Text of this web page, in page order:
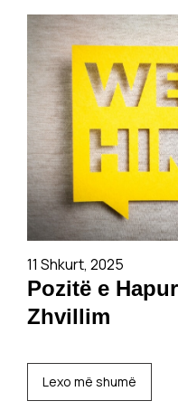
11 Shkurt, 2025
Pozitë e
Zhvillim
Lexo më shumë